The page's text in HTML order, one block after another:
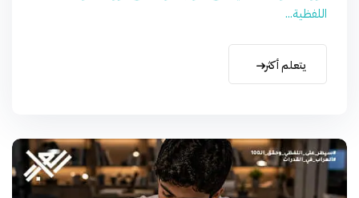
اللفظية...
يتعلم أكثر